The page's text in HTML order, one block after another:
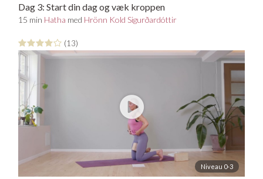
Dag 3: Start din dag og væk kroppen
15 min Hatha med Hrönn Kold Sigurðardóttir
(13)
Niveau 0-3